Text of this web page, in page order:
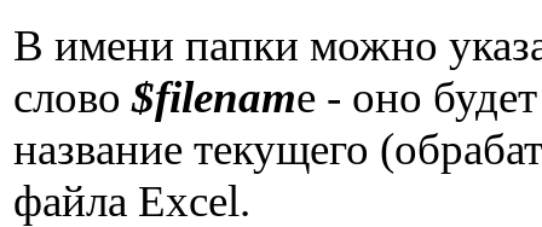
В имени папки можно
слово$filename - оно
название текущего
файла Excel.